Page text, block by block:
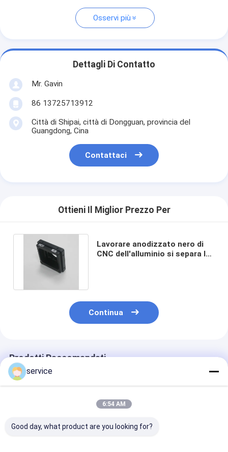
Osservi più
Dettagli Di Contatto
Mr. Gavin
86 13725713912
Città di Shipai, città di Dongguan, provincia del
Guangdong, Cina
Contattaci
Ottieni Il Miglior Prezzo Per
Lavorare anodizzato nero di
CNC dell'alluminio si separa la
Continua
Prodotti Raccomandati
service
6:54 AM
Good day, what product are you looking for?